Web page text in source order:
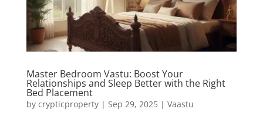
Master Bedroom Vastu: Boost Your
Relationships and Sleep Better with the Right
Bed Placement
by crypticproperty| Sep 29, 2025| Vaastu